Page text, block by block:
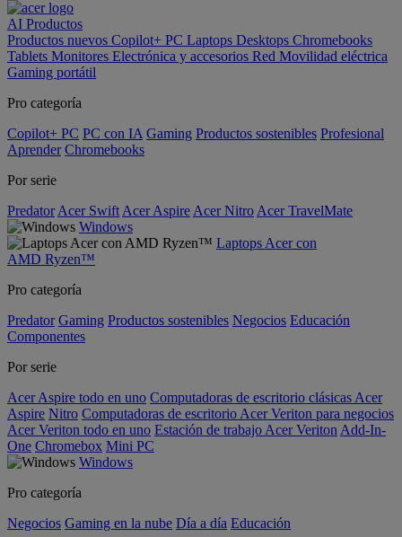
AI Productos
Productos nuevos Copilot+ PC Laptops Desktops Chromebooks
Tablets Monitores Electrónica y accesorios Red Movilidad eléctrica
Gaming portátil
Pro categoría
Copilot+ PC PC con IA Gaming Productos sostenibles Profesional
Aprender Chromebooks
Por serie
Predator Acer Swift Acer Aspire Acer Nitro Acer TravelMate
Windows
Laptops Acer con
AMD Ryzen™
Pro categoría
Predator Gaming Productos sostenibles Negocios Educación
Componentes
Por serie
Acer Aspire todo en uno Computadoras de escritorio clásicas Acer
Aspire Nitro Computadoras de escritorio Acer Veriton para negocios
Acer Veriton todo en uno Estación de trabajo Acer Veriton Add-In-
One Chromebox Mini PC
Windows
Pro categoría
Negocios Gaming en la nube Día a día Educación